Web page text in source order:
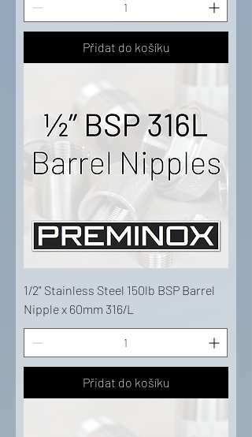
Přidat do košíku
1/2" Stainless Steel 150lb BSP Barrel
Nipple x 60mm 316/L
Přidat do košíku